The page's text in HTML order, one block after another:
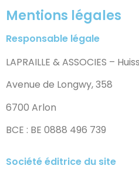
Mentions légales
Responsable légale
LAPRAILLE & ASSOCIES –
Avenue de Longwy, 358
6700 Arlon
BCE : BE 0888 496 739
Société éditrice du site